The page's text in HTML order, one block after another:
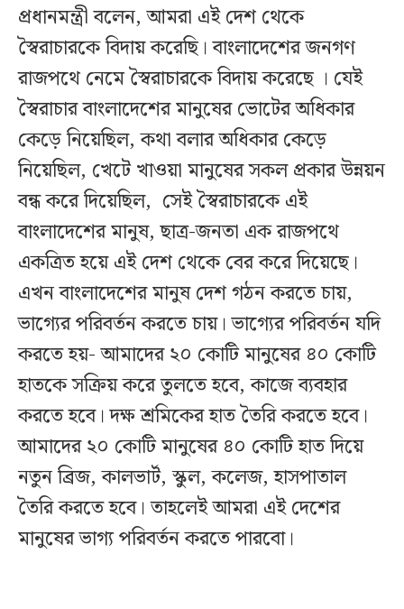
প্রধানমন্ত্রী বলেন, আমরা এই দেশ থেকে
স্বৈরাচারকে বিদায় করেছি। বাংলাদেশের জনগণ
রাজপথে নেমে স্বৈরাচারকে বিদায় করেছে । যেই
স্বৈরাচার বাংলাদেশের মানুষের ভোটের অধিকার
কেড়ে নিয়েছিল, কথা বলার অধিকার কেড়ে
নিয়েছিল, খেটে খাওয়া মানুষের সকল প্রকার উন্নয়ন
বন্ধ করে দিয়েছিল, সেই স্বৈরাচারকে এই
বাংলাদেশের মানুষ, ছাত্র-জনতা এক রাজপথে
একত্রিত হয়ে এই দেশ থেকে বের করে দিয়েছে।
এখন বাংলাদেশের মানুষ দেশ গঠন করতে চায়,
ভাগ্যের পরিবর্তন করতে চায়। ভাগ্যের পরিবর্তন যদি
করতে হয়- আমাদের ২০ কোটি মানুষের ৪০ কোটি
হাতকে সক্রিয় করে তুলতে হবে, কাজে ব্যবহার
করতে হবে। দক্ষ শ্রমিকের হাত তৈরি করতে হবে।
আমাদের ২০ কোটি মানুষের ৪০ কোটি হাত দিয়ে
নতুন ব্রিজ, কালভার্ট, স্কুল, কলেজ, হাসপাতাল
তৈরি করতে হবে। তাহলেই আমরা এই দেশের
মানুষের ভাগ্য পরিবর্তন করতে পারবো।